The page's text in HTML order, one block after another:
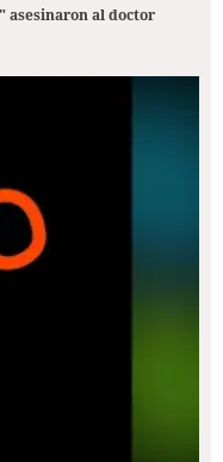
asesinaron al doctor